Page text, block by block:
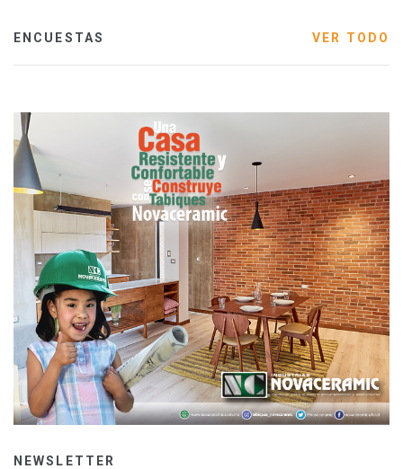
ENCUESTAS VER TODO
NEWSLETTER